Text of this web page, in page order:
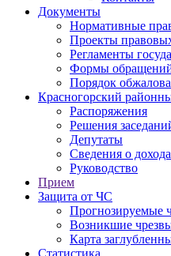
Документы
Нормативные
Проекты
Регламенты
Формы
Порядок
Красногорский
Распоряжения
Решения
Депутаты
Сведения о
Руководство
Прием
Защита от ЧС
Прогнозируемые
Возникшие
Карта
Статистика